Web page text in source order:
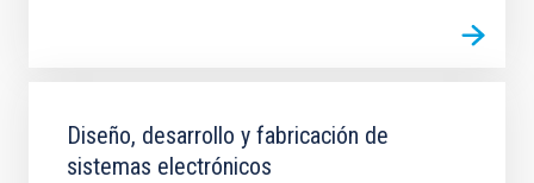
Diseño, desarrollo y fabricación de
sistemas electrónicos